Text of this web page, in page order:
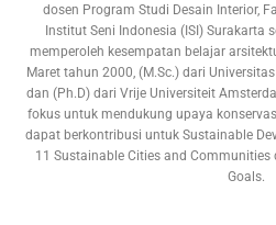
dosen Program Studi Desain Interior,
Institut Seni Indonesia (ISI) Surakarta
memperoleh kesempatan belajar
Maret tahun 2000, (M.Sc.) dari
dan (Ph.D) dari Vrije Universiteit
fokus untuk mendukung upaya
dapat berkontribusi untuk Sustainable
11 Sustainable Cities and Communities
Goals.